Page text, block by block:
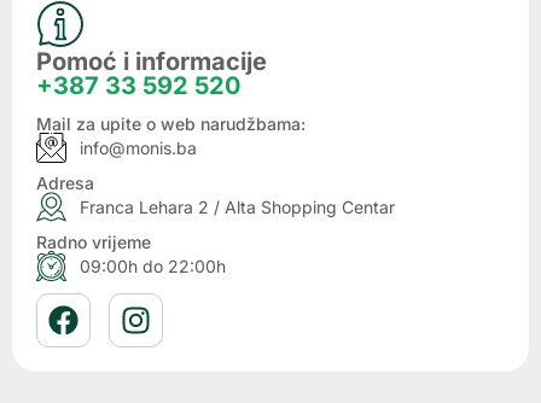
Pomoć i informacije
+387 33 592 520
Mail za upite o web narudžbama:
info@monis.ba
Adresa
Franca Lehara 2 / Alta Shopping Centar
Radno vrijeme
09:00h do 22:00h